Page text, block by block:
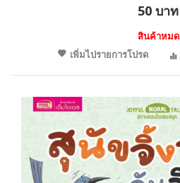
50 บาท
สินค้าหมด
เพิ่มไปรายการโปรด